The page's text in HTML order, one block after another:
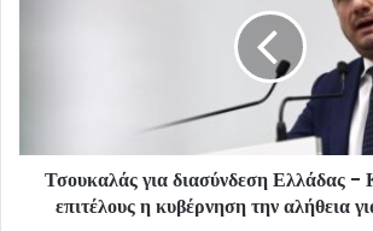
Τσουκαλάς για διασύνδεση Ελλάδας -
επιτέλους η κυβέρνηση την αλήθεια